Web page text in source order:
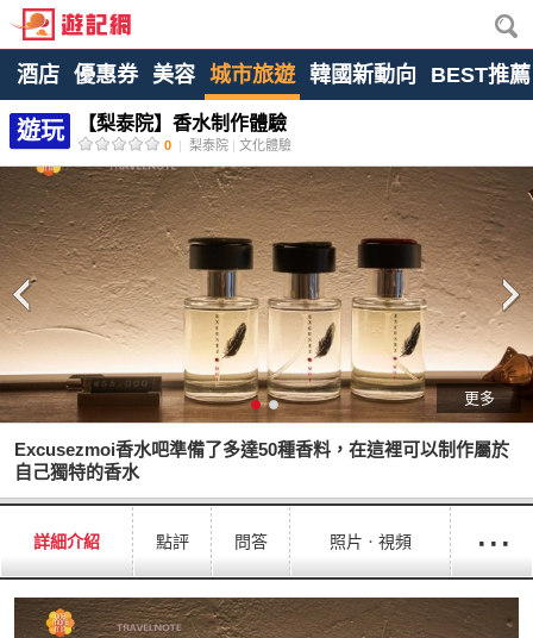
酒店 優惠券 美容 城市旅遊 韓國新動向 BEST推薦
遊玩 【梨泰院】香水制作體驗
0 | 梨泰院 | 文化體驗
更多
Excusezmoi香水吧準備了多達50種香料，在這裡可以制作屬於
自己獨特的香水
詳細介紹 點評 問答 照片ㆍ視頻 ···